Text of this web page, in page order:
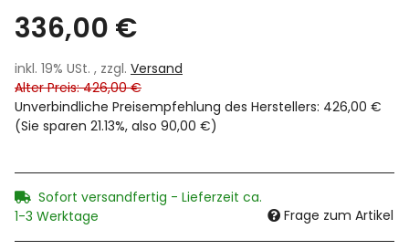
336,00 €
inkl. 19% USt. , zzgl. Versand
Alter Preis: 426,00 €
Unverbindliche Preisempfehlung des Herstellers: 426,00 €
(Sie sparen 21.13%, also 90,00 €)
Sofort versandfertig - Lieferzeit ca.
1-3 Werktage
Frage zum Artikel